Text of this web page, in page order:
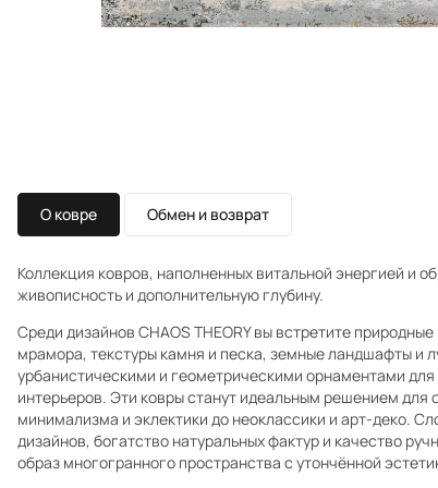
О ковре Обмен и возврат
Коллекция ковров, наполненных витальной энергией и
живописность и дополнительную глубину.
Среди дизайнов CHAOS THEORY вы встретите
мрамора, текстуры камня и песка, земные ландшафты и
урбанистическими и геометрическими орнаментами
интерьеров. Эти ковры станут идеальным решением
минимализма и эклектики до неоклассики и арт-деко.
дизайнов, богатство натуральных фактур и качество
образ многогранного пространства с утончённой